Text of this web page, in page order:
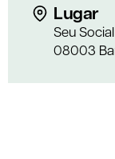
Lugar
Seu
08003